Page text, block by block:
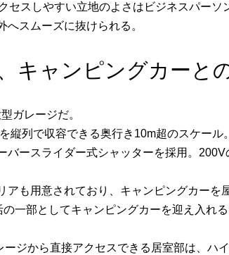
スしやすい立地のよさはビジネスパー
スムーズに抜けられる。
キャンピングカーと
ガレージだ。
列で収容できる奥行き10m超のスケール。
ースライダー式シャッターを採用。
も用意されており、キャンピングカーを
一部としてキャンピングカーを迎え入れる
ジから直接アクセスできる居室部は、ハ